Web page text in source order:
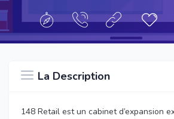
La Description
148 Retail est un cabinet d’expansion